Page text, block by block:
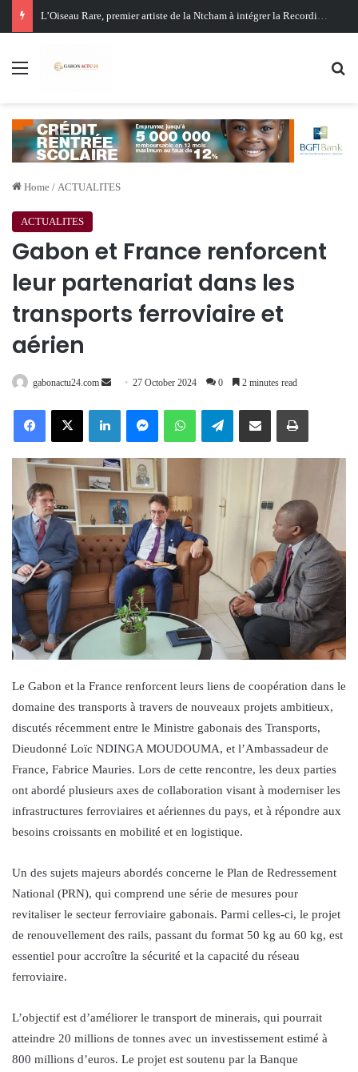
Oligui Nguema au Ghana : Libreville mise sur Accra pour renforcer sa stratégie diplomatique et économique
Menu
Home / ACTUALITES
ACTUALITES
Gabon et France renforcent
leur partenariat dans les
transports ferroviaire et
aérien
gabonactu24.com
Send 27 October 2024 0 2 minutes read
FacebookX LinkedInMessengerWhatsAppTelegramShare via Email Print
Le Gabon et la France renforcent leurs liens de coopération dans le
domaine des transports à travers de nouveaux projets ambitieux,
discutés récemment entre le Ministre gabonais des Transports,
Dieudonné Loïc NDINGA MOUDOUMA, et l’Ambassadeur de
France, Fabrice Mauries. Lors de cette rencontre, les deux parties
ont abordé plusieurs axes de collaboration visant à moderniser les
infrastructures ferroviaires et aériennes du pays, et à répondre aux
besoins croissants en mobilité et en logistique.
Un des sujets majeurs abordés concerne le Plan de Redressement
National (PRN), qui comprend une série de mesures pour
revitaliser le secteur ferroviaire gabonais. Parmi celles-ci, le projet
de renouvellement des rails, passant du format 50 kg au 60 kg, est
essentiel pour accroître la sécurité et la capacité du réseau
ferroviaire.
L’objectif est d’améliorer le transport de minerais, qui pourrait
atteindre 20 millions de tonnes avec un investissement estimé à
800 millions d’euros. Le projet est soutenu par la Banque